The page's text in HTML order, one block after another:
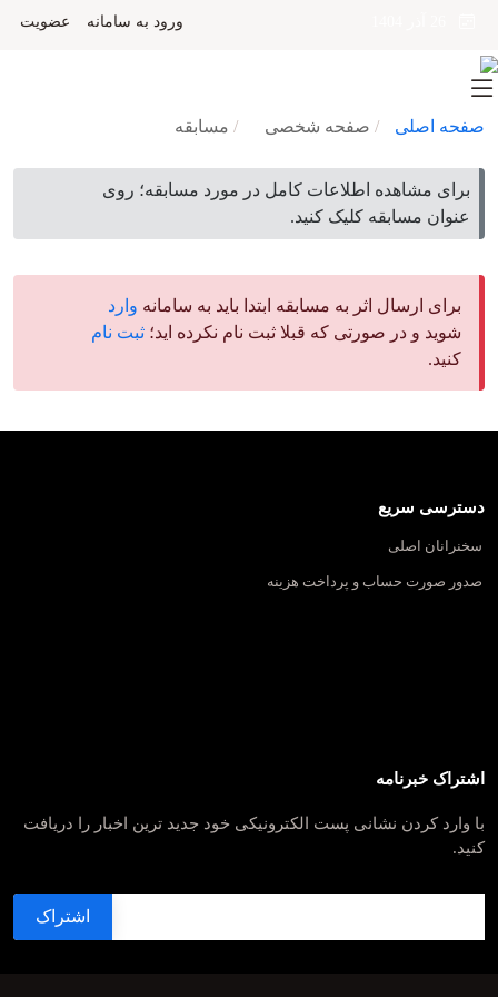
ورود به سامانه عضویت
صفحه اصلی صفحه شخصی مسابقه
برای مشاهده اطلاعات کامل در مورد مسابقه؛ روی
عنوان مسابقه کلیک کنید.
برای ارسال اثر به مسابقه ابتدا باید به سامانه وارد
شوید و در صورتی که قبلا ثبت نام نکرده اید؛ ثبت نام
کنید.
دسترسی سریع
سخنرانان اصلی
صدور صورت حساب و پرداخت هزینه
اشتراک خبرنامه
با وارد کردن نشانی پست الکترونیکی خود جدید ترین اخبار را دریافت
کنید.